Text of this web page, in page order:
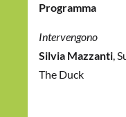
Programma
Intervengono
Silvia Mazzanti ,
The Duck